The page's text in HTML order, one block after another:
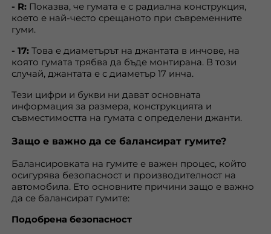
- R: Показва, че гумата е с радиална конструкция,
което е най-често срещаното при съвременните
гуми.
- 17: Това е диаметърът на джантата в инчове, на
която гумата трябва да бъде монтирана. В този
случай, джантата е с диаметър 17 инча.
Тези цифри и букви ни дават основната
информация за размера, конструкцията и
съвместимостта на гумата с определени джанти.
Защо е важно да се балансират гумите?
Балансировката на гумите е важен процес, който
осигурява безопасност и производителност на
автомобила. Ето основните причини защо е важно
да се балансират гумите:
Подобрена безопасност